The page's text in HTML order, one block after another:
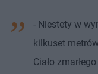
- Niestety w
kilkuset
Ciało